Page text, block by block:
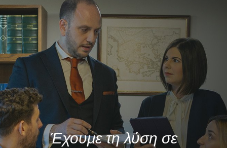
Έχουμε τη λύση σε